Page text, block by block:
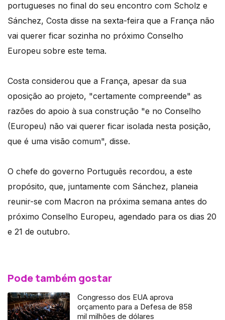
portugueses no final do seu encontro com Scholz e
Sánchez, Costa disse na sexta-feira que a França não
vai querer ficar sozinha no próximo Conselho
Europeu sobre este tema.
Costa considerou que a França, apesar da sua
oposição ao projeto, "certamente compreende" as
razões do apoio à sua construção "e no Conselho
(Europeu) não vai querer ficar isolada nesta posição,
que é uma visão comum", disse.
O chefe do governo Português recordou, a este
propósito, que, juntamente com Sánchez, planeia
reunir-se com Macron na próxima semana antes do
próximo Conselho Europeu, agendado para os dias 20
e 21 de outubro.
Pode também gostar
Congresso dos EUA aprova
orçamento para a Defesa de 858
mil milhões de dólares